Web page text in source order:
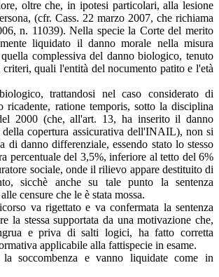
oltre che, in ipotesi particolari, alla lesione
(cfr. Cass. 22 marzo 2007, che richiama
n. 11039). Nella specie la Corte del merito
liquidato il danno morale nella misura
complessiva del danno biologico, tenuto
quali l'entità del nocumento patito e l'età
trattandosi nel caso considerato di
ricadente, ratione temporis, sotto la disciplina
2000 (che, all'art. 13, ha inserito il danno
copertura assicurativa dell'INAIL), non si
di danno differenziale, essendo stato lo stesso
percentuale del 3,5%, inferiore al tetto del 6%
sociale, onde il rilievo appare destituito di
sicchè anche su tale punto la sentenza
censure che le è stata mossa.
va rigettato e va confermata la sentenza
la stessa supportata da una motivazione che,
e priva di salti logici, ha fatto corretta
applicabile alla fattispecie in esame.
la soccombenza e vanno liquidate come in